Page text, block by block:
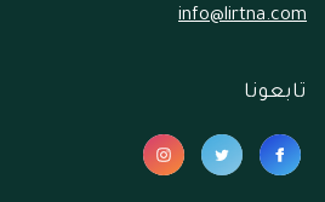
info@lirtna.com
تابعونا